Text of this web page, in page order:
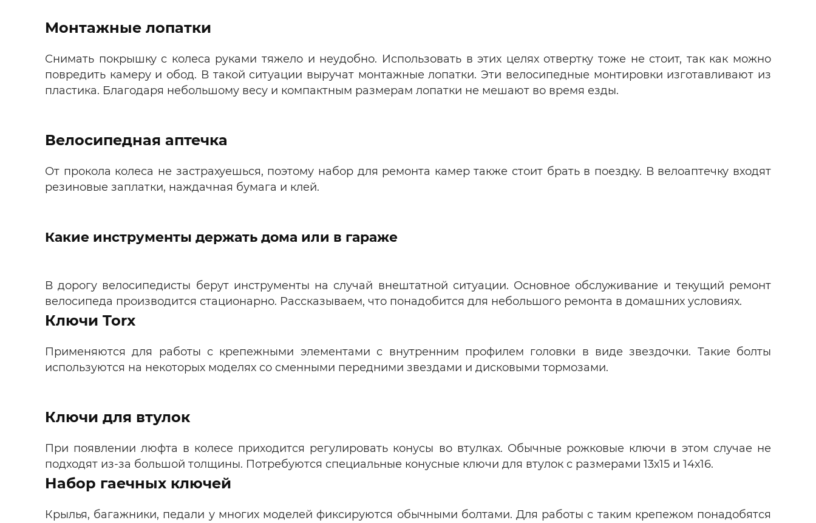
Монтажные лопатки
Снимать покрышку с колеса руками тяжело и неудобно. Использовать в этих целях отвертку тоже не стоит, так как можно
повредить камеру и обод. В такой ситуации выручат монтажные лопатки. Эти велосипедные монтировки изготавливают из
пластика. Благодаря небольшому весу и компактным размерам лопатки не мешают во время езды.
Велосипедная аптечка
От прокола колеса не застрахуешься, поэтому набор для ремонта камер также стоит брать в поездку. В велоаптечку входят
резиновые заплатки, наждачная бумага и клей.
Какие инструменты держать дома или в гараже
В дорогу велосипедисты берут инструменты на случай внештатной ситуации. Основное обслуживание и текущий ремонт
велосипеда производится стационарно. Рассказываем, что понадобится для небольшого ремонта в домашних условиях.
Ключи Torx
Применяются для работы с крепежными элементами с внутренним профилем головки в виде звездочки. Такие болты
используются на некоторых моделях со сменными передними звездами и дисковыми тормозами.
Ключи для втулок
При появлении люфта в колесе приходится регулировать конусы во втулках. Обычные рожковые ключи в этом случае не
подходят из-за большой толщины. Потребуются специальные конусные ключи для втулок с размерами 13х15 и 14х16.
Набор гаечных ключей
Крылья, багажники, педали у многих моделей фиксируются обычными болтами. Для работы с таким крепежом понадобятся